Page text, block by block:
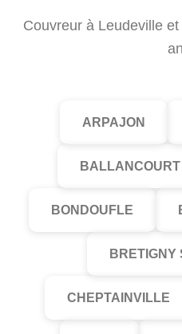
Couvreur à Leudeville
ARPAJON
BONDOUFLE
BRETIGNY
CHEPTAINVILLE